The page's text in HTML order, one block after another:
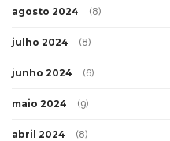
agosto 2024 (8)
julho 2024 (8)
junho 2024 (6)
maio 2024 (9)
abril 2024 (8)